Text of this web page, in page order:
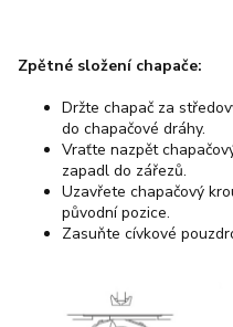
Zpětné složení chapače:
Držte chapač za
do chapačové dráhy.
Vraťte nazpět
zapadl do zářezů.
Uzavřete chapačový
původní pozice.
Zasuňte cívkové